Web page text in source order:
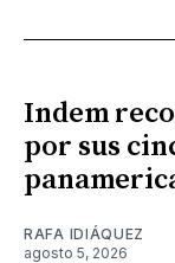
Indem
por sus
RAFA IDIÁQUEZ
agosto 5, 2026